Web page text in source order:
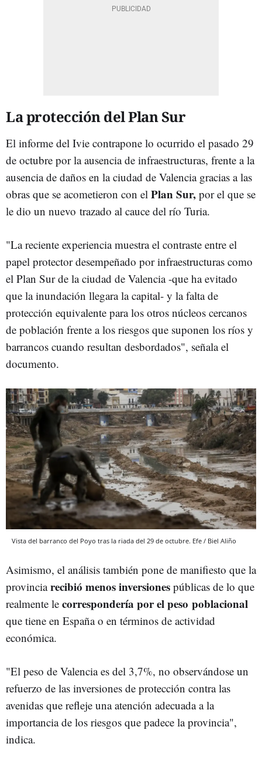
La protección del Plan Sur
El informe del Ivie contrapone lo ocurrido el pasado 29
de octubre por la ausencia de infraestructuras, frente a la
ausencia de daños en la ciudad de Valencia gracias a las
obras que se acometieron con el Plan Sur, por el que se
le dio un nuevo trazado al cauce del río Turia.
"La reciente experiencia muestra el contraste entre el
papel protector desempeñado por infraestructuras como
el Plan Sur de la ciudad de Valencia -que ha evitado
que la inundación llegara la capital- y la falta de
protección equivalente para los otros núcleos cercanos
de población frente a los riesgos que suponen los ríos y
barrancos cuando resultan desbordados", señala el
documento.
Vista del barranco del Poyo tras la riada del 29 de octubre. Efe / Biel Aliño
Asimismo, el análisis también pone de manifiesto que la
provinciarecibió menos inversiones públicas de lo que
realmente le correspondería por el peso poblacional
que tiene en España o en términos de actividad
económica.
"El peso de Valencia es del 3,7%, no observándose un
refuerzo de las inversiones de protección contra las
avenidas que refleje una atención adecuada a la
importancia de los riesgos que padece la provincia",
indica.